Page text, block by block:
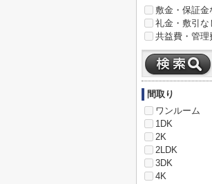
敷金・保証金
礼金・敷引な
共益費・管理
間取り
ワンルーム
1DK
2K
2LDK
3DK
4K